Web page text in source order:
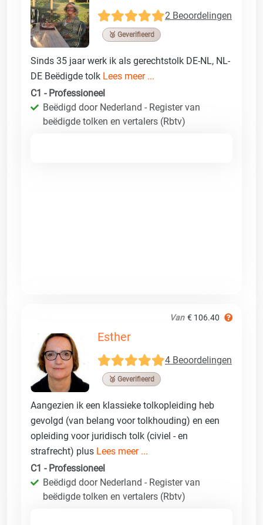
2 Beoordelingen
🥉 Geverifieerd
Sinds 35 jaar werk ik als gerechtstolk DE-NL, NL-
DE Beëdigde tolk Lees meer ...
C1 - Professioneel
Beëdigd door Nederland - Register van
beëdigde tolken en vertalers (Rbtv)
Van € 106.40
Esther
4 Beoordelingen
🥉 Geverifieerd
Aangezien ik een klassieke tolkopleiding heb
gevolgd (van belang voor tolkhouding) en een
opleiding voor juridisch tolk (civiel - en
strafrecht) plus Lees meer ...
C1 - Professioneel
Beëdigd door Nederland - Register van
beëdigde tolken en vertalers (Rbtv)